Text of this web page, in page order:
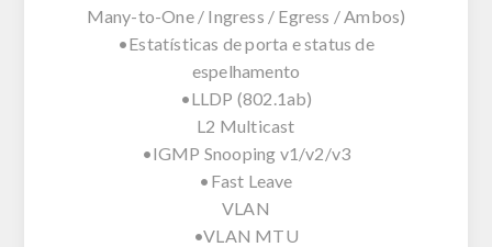
Many-to-One / Ingress / Egress / Ambos)
•Estatísticas de porta e status de
espelhamento
•LLDP (802.1ab)
L2 Multicast
•IGMP Snooping v1/v2/v3
•Fast Leave
VLAN
•VLAN MTU